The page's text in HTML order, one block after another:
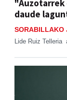
Lide Ruiz Telleria